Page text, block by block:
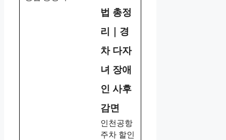
법 총정
리｜경
차 다자
녀 장애
인 사후
감면
인천공항
주차 할인